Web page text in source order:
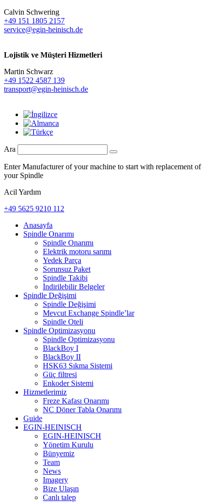
Calvin Schwering
+49 151 1805 2157
service@egin-heinisch.de
Lojistik ve Müşteri Hizmetleri
Martin Schwarz
+49 1522 4587 139
transport@egin-heinisch.de
Ara
Enter Manufacturer of your machine to start with replacement of
your Spindle
Acil Yardım
+49 5625 9210 112
Anasayfa
Spindle Onarımı
Spindle Onarımı
Elektrik motoru sarımı
Yedek Parça
Sorunsuz Paket
Spindle Takibi
İndirilebilir Belgeler
Spindle Değişimi
Spindle Değişimi
Mevcut Exchange Spindle’lar
Spindle Oteli
Spindle Optimizasyonu
Spindle Optimizasyonu
BlackBoy I
BlackBoy II
HSK63 Sıkma Sistemi
Güç filtresi
Enkoder Sistemi
Hizmetlerimiz
Freze Kafası Onarımı
NC Döner Tabla Onarımı
Guide
EGIN-HEINISCH
EGIN-HEINISCH
Yönetim Kurulu
Bünyemiz
Team
News
Imagery
Bize Ulaşın
Canlı talep